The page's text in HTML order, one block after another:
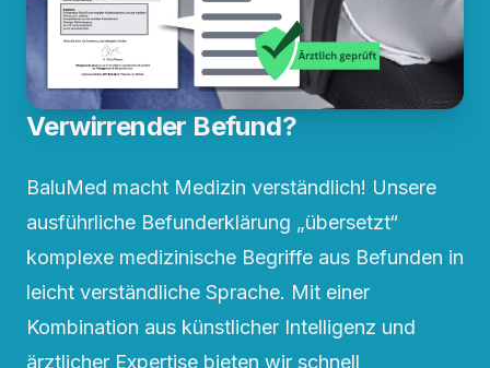
Verwirrender Befund?
BaluMed macht Medizin verständlich! Unsere
ausführliche Befunderklärung „übersetzt“
komplexe medizinische Begriffe aus Befunden in
leicht verständliche Sprache. Mit einer
Kombination aus künstlicher Intelligenz und
ärztlicher Expertise bieten wir schnell